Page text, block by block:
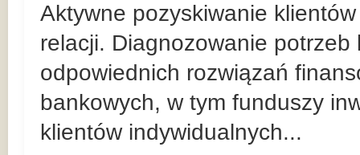
Aktywne pozyskiwanie
relacji. Diagnozowanie
odpowiednich rozwiązań
bankowych, w tym funduszy
klientów indywidualnych...